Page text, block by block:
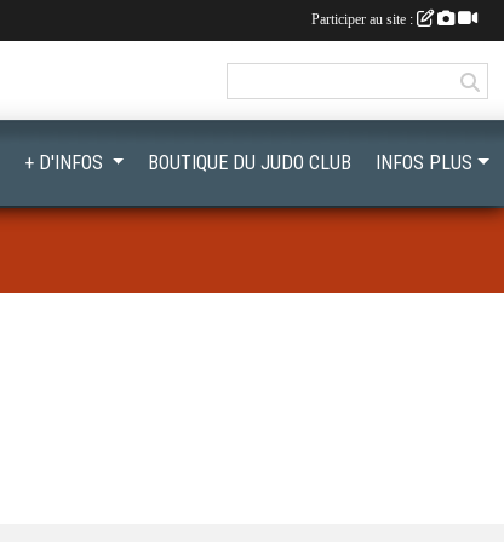
+ D'INFOS BOUTIQUE DU JUDO CLUB INFOS PLUS
Participer au site :